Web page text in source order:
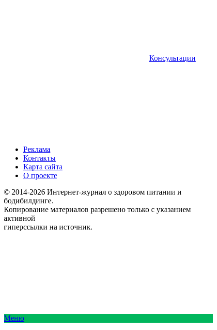
Консультации
Реклама
Контакты
Карта сайта
О проекте
© 2014-2026 Интернет-журнал о здоровом питании и
бодибилдинге.
Копирование материалов разрешено только с указанием
активной
гиперссылки на источник.
Меню